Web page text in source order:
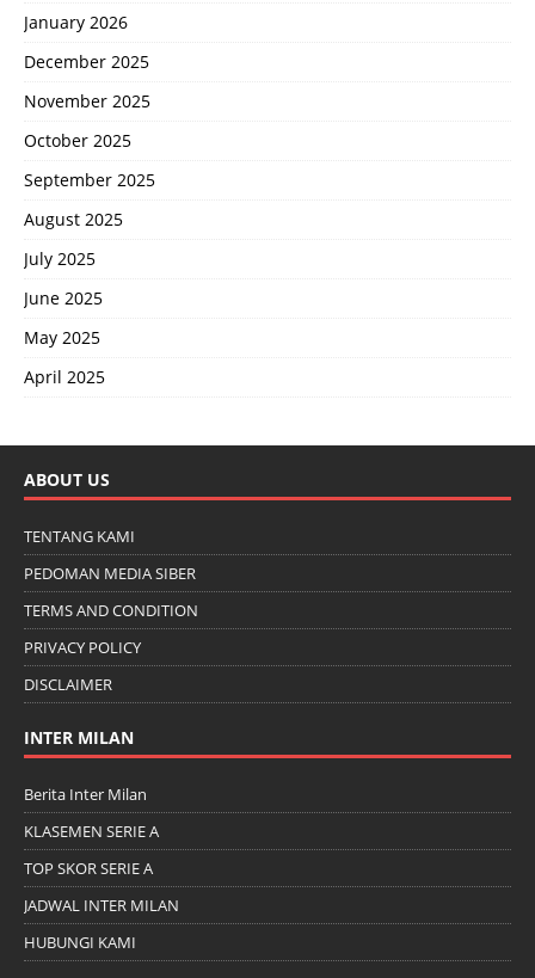
January 2026
December 2025
November 2025
October 2025
September 2025
August 2025
July 2025
June 2025
May 2025
April 2025
ABOUT US
TENTANG KAMI
PEDOMAN MEDIA SIBER
TERMS AND CONDITION
PRIVACY POLICY
DISCLAIMER
INTER MILAN
Berita Inter Milan
KLASEMEN SERIE A
TOP SKOR SERIE A
JADWAL INTER MILAN
HUBUNGI KAMI